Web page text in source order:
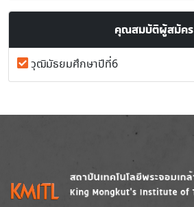
คุณสมบัติผู้สมัคร
วุฒิมัธยมศึกษาปีที่6
Image